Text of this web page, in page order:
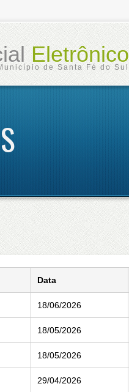
Eletrônico
de Santa Fé do Sul
Data
18/06/2026
18/05/2026
18/05/2026
29/04/2026